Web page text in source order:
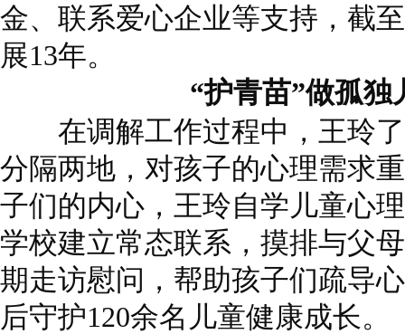
金、联系爱心企业等支持，截
展13年。
“护青苗”做孤独
在调解工作过程中，王玲了
分隔两地，对孩子的心理需求
子们的内心，王玲自学儿童心
学校建立常态联系，摸排与父
期走访慰问，帮助孩子们疏导
后守护120余名儿童健康成长。